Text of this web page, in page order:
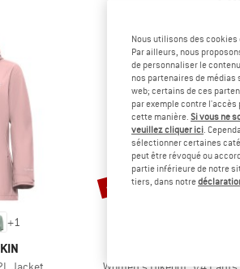
+1
Remise
-30 %
Nous utilisons des
Par ailleurs, nous
de personnaliser le
nos partenaires de
web; certains de ces
par exemple contre
cette manière. Si vous ne
veuillez cliquer ici.
sélectionner certaines
peut être révoqué ou
partie inférieure de notre
tiers, dans notre